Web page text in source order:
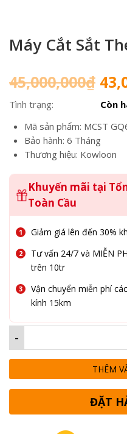
Máy Cắt Sắt
45,000,000₫ Giá
gốc
là:
Tình trạng:
Còn
Mã sản phẩm: MCST
Bảo hành: 6 Tháng
Thương hiệu: Kowloon
Khuyến mãi tại
Toàn Cầu
Giảm giá lên đến 30%
Tư vấn 24/7 và MIỄN
trên 10tr
Vận chuyển miễn phí
kính 15km
-
THÊM
ĐẶT